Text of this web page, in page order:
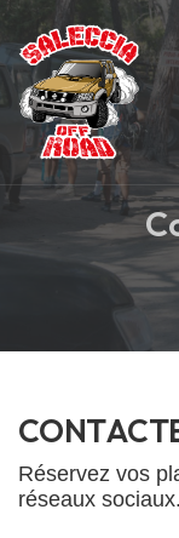
C
CONTACT
Réservez vos
réseaux sociaux.